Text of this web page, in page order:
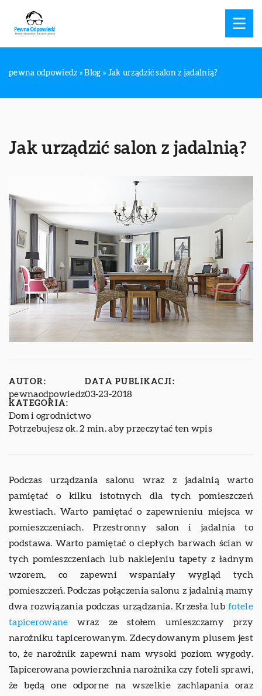
pewna odpowiedz »Blog » Jak urządzić salon z jadalnią?
Jak urządzić salon z jadalnią?
AUTOR:
pewnaodpowiedz
DATA PUBLIKACJI:
03-23-2018
KATEGORIA:
Dom i ogrodnictwo
Potrzebujesz ok. 2 min. aby przeczytać ten wpis
Podczas urządzania salonu wraz z jadalnią warto
pamiętać o kilku istotnych dla tych pomieszczeń
kwestiach. Warto pamiętać o zapewnieniu miejsca w
pomieszczeniach. Przestronny salon i jadalnia to
podstawa. Warto pamiętać o ciepłych barwach ścian w
tych pomieszczeniach lub naklejeniu tapety z ładnym
wzorem, co zapewni wspaniały wygląd tych
pomieszczeń. Podczas połączenia salonu z jadalnią mamy
dwa rozwiązania podczas urządzania. Krzesła lubfotele
tapicerowane wraz ze stołem umieszczamy przy
narożniku tapicerowanym. Zdecydowanym plusem jest
to, że narożnik zapewni nam wysoki poziom wygody.
Tapicerowana powierzchnia narożnika czy foteli sprawi,
że będą one odporne na wszelkie zachlapania oraz